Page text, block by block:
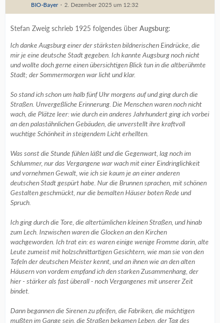
BIO-Bayer 2. Dezember 2025 um 12:32
Stefan Zweig schrieb 1925 folgendes über Augsburg:
Ich danke Augsburg einer der stärksten bildnerischen Eindrücke, die
mir je eine deutsche Stadt gegeben. Ich kannte Augsburg noch nicht
und wollte doch gerne einen übersichtigen Blick tun in die altberühmte
Stadt; der Sommermorgen war licht und klar.
So stand ich schon um halb fünf Uhr morgens auf und ging durch die
Straßen. Unvergeßliche Erinnerung. Die Menschen waren noch nicht
wach, die Plätze leer: wie durch ein anderes Jahrhundert ging ich vorbei
an den palastähnlichen Gebäuden, die unverstellt ihre kraftvoll
wuchtige Schönheit in steigendem Licht erhellten.
Was sonst die Stunde fühlen läßt und die Gegenwart, lag noch im
Schlummer, nur das Vergangene war wach mit einer Eindringlichkeit
und vornehmen Gewalt, wie ich sie kaum je an einer anderen
deutschen Stadt gespürt habe. Nur die Brunnen sprachen, mit schönen
Gestalten geschmückt, nur die bemalten Häuser boten Rede und
Spruch.
Ich ging durch die Tore, die altertümlichen kleinen Straßen, und hinab
zum Lech. Inzwischen waren die Glocken an den Kirchen
wachgeworden. Ich trat ein: es waren einige wenige Fromme darin, alte
Leute zumeist mit holzschnittartigen Gesichtern, wie man sie von den
Tafeln der deutschen Meister kennt, und an ihnen wie an den alten
Häusern von vordem empfand ich den starken Zusammenhang, der
hier - stärker als fast überall - noch Vergangenes mit unserer Zeit
bindet.
Dann begannen die Sirenen zu pfeifen, die Fabriken, die mächtigen
mußten im Gange sein, die Straßen bekamen Leben, der Tag des